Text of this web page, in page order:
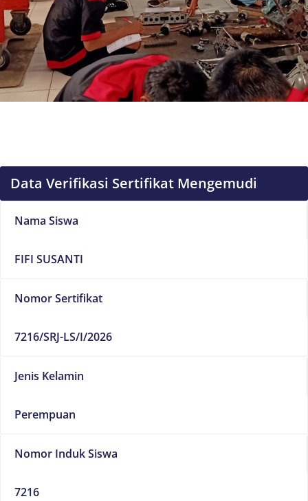
Data Verifikasi Sertifikat Mengemudi
Nama Siswa
FIFI SUSANTI
Nomor Sertifikat
7216/SRJ-LS/I/2026
Jenis Kelamin
Perempuan
Nomor Induk Siswa
7216